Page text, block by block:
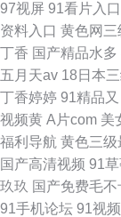
97视屏 91看片入口
资料入口 黄色网三
丁香 国产精品水多
五月天av 18日本
丁香婷婷 91精品又
视频黄 A片com 美
福利导航 黄色三级
国产高清视频 91
玖玖 国产免费毛不
91手机论坛 91视